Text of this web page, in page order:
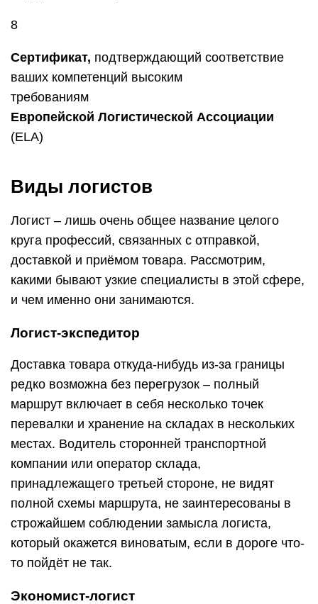
8
Сертификат, подтверждающий соответствие
ваших компетенций высоким
требованиям
Европейской Логистической Ассоциации
(ELA)
Виды логистов
Логист – лишь очень общее название целого
круга профессий, связанных с отправкой,
доставкой и приёмом товара. Рассмотрим,
какими бывают узкие специалисты в этой сфере,
и чем именно они занимаются.
Логист-экспедитор
Доставка товара откуда-нибудь из-за границы
редко возможна без перегрузок – полный
маршрут включает в себя несколько точек
перевалки и хранение на складах в нескольких
местах. Водитель сторонней транспортной
компании или оператор склада,
принадлежащего третьей стороне, не видят
полной схемы маршрута, не заинтересованы в
строжайшем соблюдении замысла логиста,
который окажется виноватым, если в дороге что-
то пойдёт не так.
Экономист-логист